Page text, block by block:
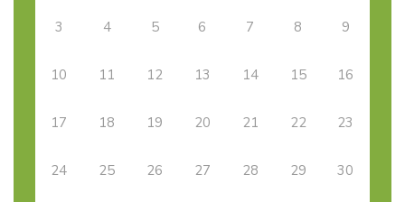
3 4 5 6 7 8 9
10 11 12 13 14 15 16
17 18 19 20 21 22 23
24 25 26 27 28 29 30